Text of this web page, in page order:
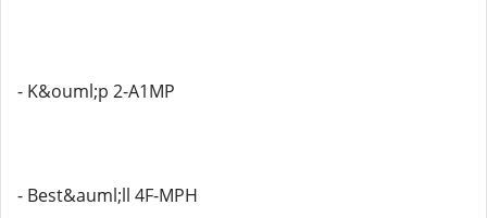
- K&ouml;p 2-A1MP
- Best&auml;ll 4F-MPH